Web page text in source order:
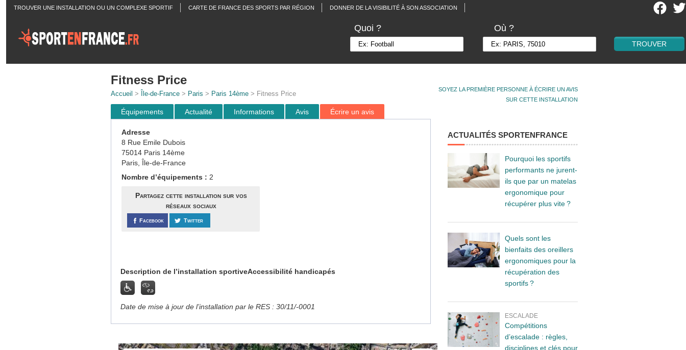
TROUVER UNE INSTALLATION OU UN COMPLEXE SPORTIF CARTE DE FRANCE DES SPORTS PAR RÉGION DONNER DE LA VISIBILITÉ À SON ASSOCIATION
Quoi ? Où ?
SOYEZ LA PREMIÈRE PERSONNE À ÉCRIRE UN AVIS
SUR CETTE INSTALLATION
Fitness Price
Accueil > Île-de-France> Paris > Paris 14ème> Fitness Price
Équipements Actualité Informations Avis Écrire un avis
Adresse
8 Rue Emile Dubois
75014 Paris 14ème
Paris, Île-de-France
Nombre d’équipements : 2
Partagez cette installation sur vos
réseaux sociaux
Facebook Twitter
Description de l’installation sportiveAccessibilité handicapés
Date de mise à jour de l’installation par le RES : 30/11/-0001
ACTUALITÉS SPORTENFRANCE
Pourquoi les sportifs
performants ne jurent-
ils que par un matelas
ergonomique pour
récupérer plus vite ?
Quels sont les
bienfaits des oreillers
ergonomiques pour la
récupération des
sportifs ?
ESCALADE
Compétitions
d’escalade : règles,
disciplines et clés pour